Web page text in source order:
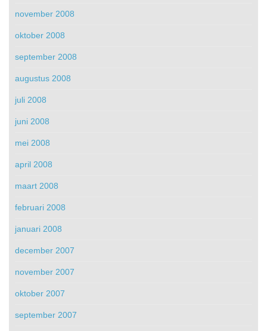
november 2008
oktober 2008
september 2008
augustus 2008
juli 2008
juni 2008
mei 2008
april 2008
maart 2008
februari 2008
januari 2008
december 2007
november 2007
oktober 2007
september 2007